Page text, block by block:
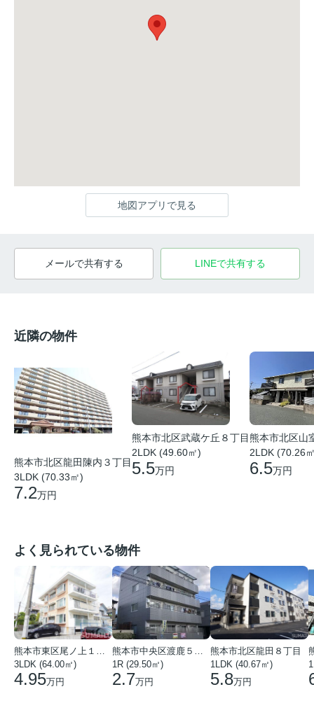
地図アプリで見る
メールで共有する LINEで共有する
近隣の物件
熊本市北区龍田陳内３丁目
3LDK (70.33㎡)
7.2万円
熊本市北区武蔵ケ丘８丁目
2LDK (49.60㎡)
5.5万円
熊本市北区山
2LDK (70.26
6.5万円
よく見られている物件
3LDK (64.00㎡)
4.95万円
1R (29.50㎡)
2.7万円
熊本市北区龍田８丁目
1LDK (40.67㎡)
5.8万円